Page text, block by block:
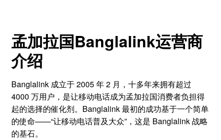
孟加拉国Banglalink运营商
介绍
Banglalink 成立于 2005 年 2 月，十多年来拥有超过
4000 万用户，是让移动电话成为孟加拉国消费者负担得
起的选择的催化剂。Banglalink 最初的成功基于一个简单
的使命——“让移动电话普及大众”，这是 Banglalink 战略
的基石。